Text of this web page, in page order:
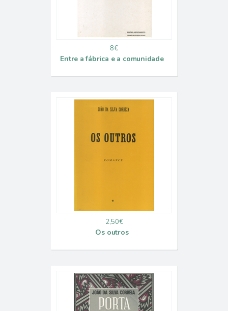
8€
Entre a fábrica e a comunidade
2,50€
Os outros